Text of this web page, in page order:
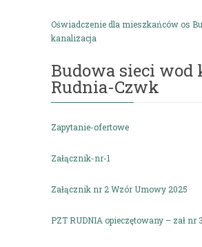
Oświadczenie dla mieszkańców os
kanalizacja
Budowa sieci wod
Rudnia-Czwk
Zapytanie-ofertowe
Załącznik-nr-1
Załącznik nr 2 Wzór Umowy 2025
PZT RUDNIA opieczętowany – zał nr 3